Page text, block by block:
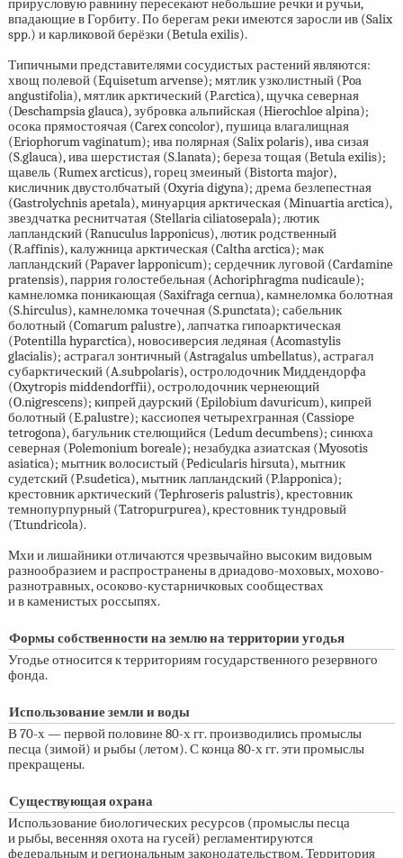
прирусловую равнину пересекают небольшие речки и ручьи,
впадающие в Горбиту. По берегам реки имеются заросли ив (Salix
spp.) и карликовой берёзки (Betula exilis).
Типичными представителями сосудистых растений являются:
хвощ полевой (Equisetum arvense); мятлик узколистный (Poa
angustifolia), мятлик арктический (P.arctica), щучка северная
(Deschampsia glauca), зубровка альпийская (Hierochloe alpina);
осока прямостоячая (Carex concolor), пушица влагалищная
(Eriophorum vaginatum); ива полярная (Salix polaris), ива сизая
(S.glauca), ива шерстистая (S.lanata); береза тощая (Betula exilis);
щавель (Rumex arcticus), горец змеиный (Bistorta major),
кисличник двустолбчатый (Oxyria digyna); дрема безлепестная
(Gastrolychnis apetala), минуарция арктическая (Minuartia arctica),
звездчатка реснитчатая (Stellaria ciliatosepala); лютик
лапландский (Ranuculus lapponicus), лютик родственный
(R.affinis), калужница арктическая (Caltha arctica); мак
лапландский (Papaver lapponicum); сердечник луговой (Cardamine
pratensis), паррия голостебельная (Achoriphragma nudicaule);
камнеломка поникающая (Saxifraga cernua), камнеломка болотная
(S.hirculus), камнеломка точечная (S.punctata); сабельник
болотный (Comarum palustre), лапчатка гипоарктическая
(Potentilla hyparctica), новосиверсия ледяная (Acomastylis
glacialis); астрагал зонтичный (Astragalus umbellatus), астрагал
субарктический (A.subpolaris), остролодочник Миддендорфа
(Oxytropis middendorffii), остролодочник чернеющий
(O.nigrescens); кипрей даурский (Epilobium davuricum), кипрей
болотный (E.palustre); кассиопея четырехгранная (Cassiope
tetrogona), багульник стелющийся (Ledum decumbens); синюха
северная (Polemonium boreale); незабудка азиатская (Myosotis
asiatica); мытник волосистый (Pedicularis hirsuta), мытник
судетский (P.sudetica), мытник лапландский (P.lapponica);
крестовник арктический (Tephroseris palustris), крестовник
темнопурпурный (T.atropurpurea), крестовник тундровый
(T.tundricola).
Мхи и лишайники отличаются чрезвычайно высоким видовым
разнообразием и распространены в дриадово-моховых, мохово-
разнотравных, осоково-кустарничковых сообществах
и в каменистых россыпях.
Формы собственности на землю на территории угодья
Угодье относится к территориям государственного резервного
фонда.
Использование земли и воды
В70-х —первой половине 80-хгг. производились промыслы
песца (зимой) и рыбы (летом). С конца80-хгг. эти промыслы
прекращены.
Существующая охрана
Использование биологических ресурсов (промыслы песца
и рыбы, весенняя охота на гусей) регламентируются
федеральным и региональным законодательством. Территория